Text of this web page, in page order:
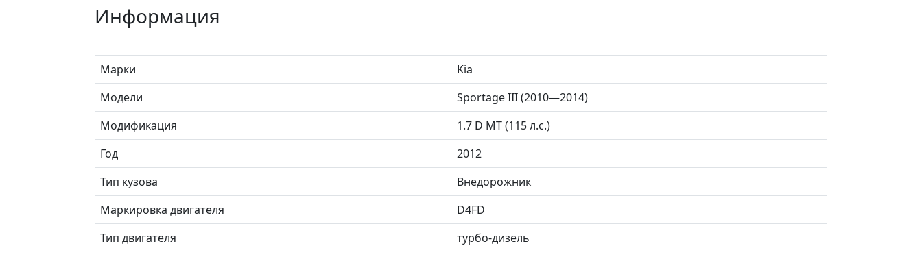
Информация
Марки
Kia
Модели
Sportage III (2010—2014)
Модификация
1.7 D MT (115 л.с.)
Год
2012
Тип кузова
Внедорожник
Маркировка двигателя
D4FD
Тип двигателя
турбо-дизель